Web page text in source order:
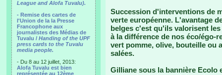
League and Alofa Tuvalu).
- Remise des cartes de
l'Union de la la Presse
Francophone aux
journalistes des Médias de
Tuvalu / Handing of the UPF
press cards to the Tuvalu
media people.
- Du 8 au 12 juillet, 2013:
Alofa Tuvalu est bien
représentée au 12ème
Succession d'interventions de
verte européenne. L'avantage
belges c'est qu'ils valorisent
à la différence de nos éco/égo-
vert pomme, olive, bouteille ou
salées.
Gilliane sous la bannière Ecolo